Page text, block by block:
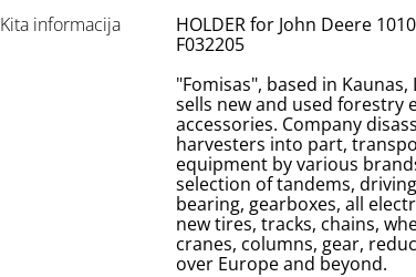
Kita informacija
HOLDER for John Deere
F032205
"Fomisas", based in
sells new and used forestry
accessories. Company
harvesters into part,
equipment by various
selection of tandems,
bearing, gearboxes, all
new tires, tracks, chains,
cranes, columns, gear,
over Europe and beyond.